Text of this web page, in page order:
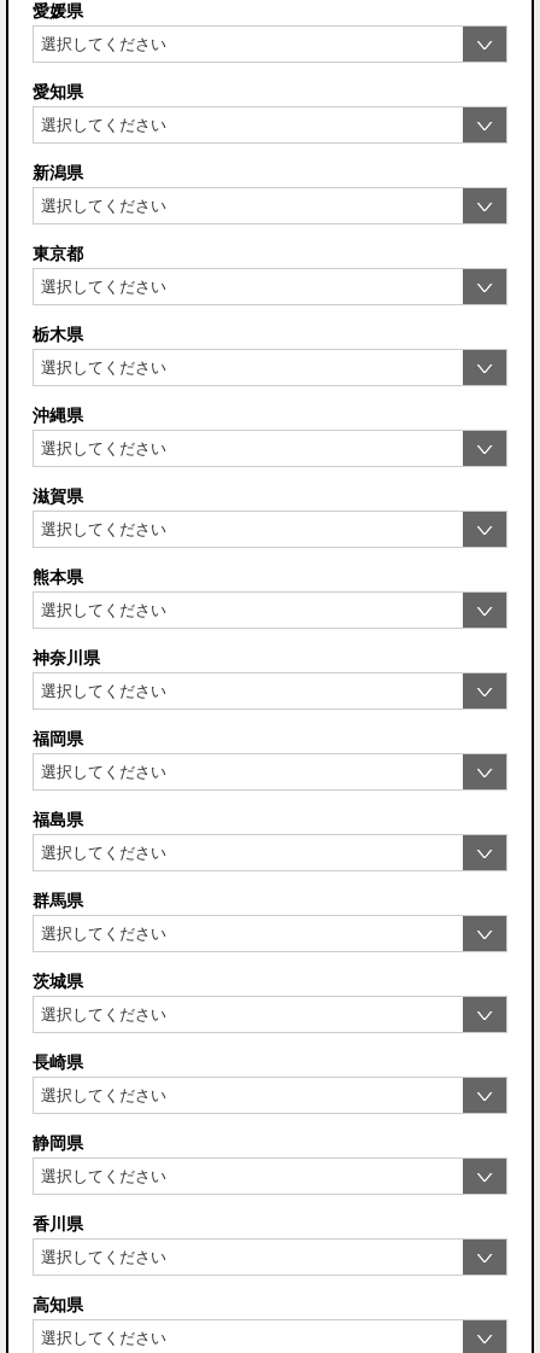
愛媛県
愛知県
新潟県
東京都
栃木県
沖縄県
滋賀県
熊本県
神奈川県
福岡県
福島県
群馬県
茨城県
長崎県
静岡県
香川県
高知県